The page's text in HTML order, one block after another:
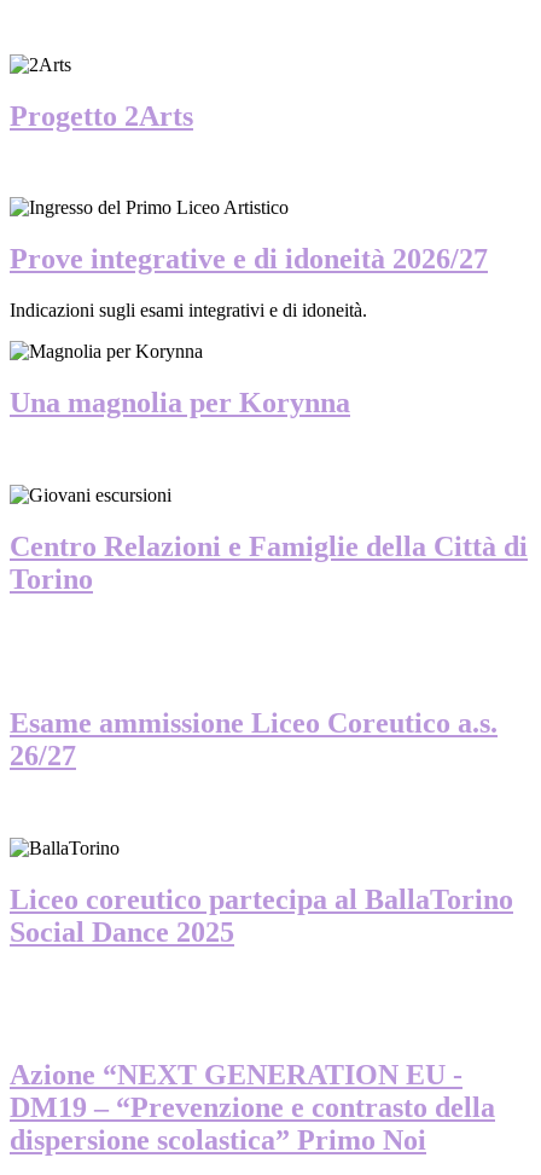
Progetto 2Arts
Prove integrative e di idoneità 2026/27
Indicazioni sugli esami integrativi e di idoneità.
Una magnolia per Korynna
Centro Relazioni e Famiglie della Città di
Torino
Esame ammissione Liceo Coreutico a.s.
26/27
Liceo coreutico partecipa al BallaTorino
Social Dance 2025
Azione “NEXT GENERATION EU -
DM19 – “Prevenzione e contrasto della
dispersione scolastica” Primo Noi